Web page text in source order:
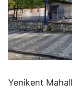
Yenikent